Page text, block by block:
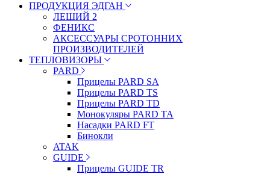
ПРОДУКЦИЯ ЭДГАН
ЛЕШИЙ 2
ФЕНИКС
АКСЕССУАРЫ СРОТОННИХ
ПРОИЗВОДИТЕЛЕЙ
ТЕПЛОВИЗОРЫ
PARD
Прицелы PARD SA
Прицелы PARD TS
Прицелы PARD TD
Монокуляры PARD TA
Насадки PARD FT
Бинокли
ATAK
GUIDE
Прицелы GUIDE TR